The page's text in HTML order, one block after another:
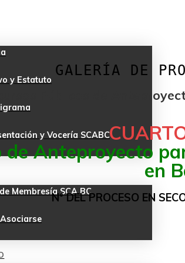
y Estatuto
y Vocería SCABC
Membresía SCA BC
GALERÍA DE
Públicos de
de Anteproyecto
en
N° DEL PROCESO EN